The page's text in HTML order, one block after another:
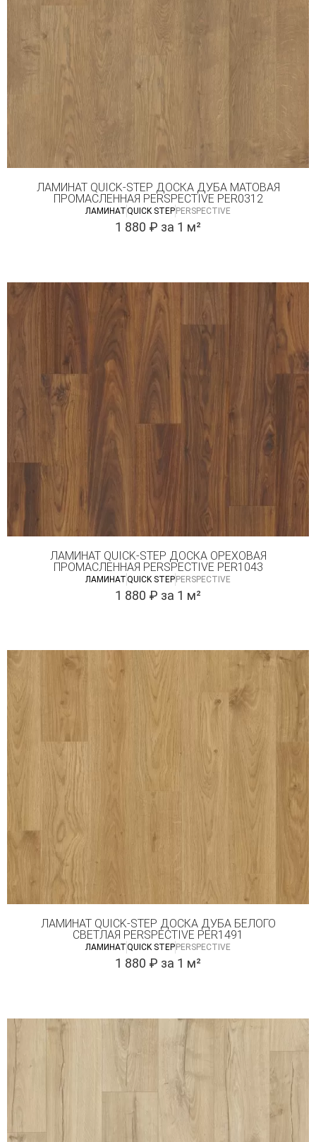
ЛАМИНАТ QUICK-STEP ДОСКА ДУБА МАТОВАЯ
ПРОМАСЛЕННАЯ PERSPECTIVE PER0312
ЛАМИНАТQUICK STEP PERSPECTIVE
1 880 ₽ за 1 м²
ЛАМИНАТ QUICK-STEP ДОСКА ОРЕХОВАЯ
ПРОМАСЛЕННАЯ PERSPECTIVE PER1043
ЛАМИНАТQUICK STEPPERSPECTIVE
1 880 ₽ за 1 м²
ЛАМИНАТ QUICK-STEP ДОСКА ДУБА БЕЛОГО
СВЕТЛАЯ PERSPECTIVE PER1491
ЛАМИНАТQUICK STEP PERSPECTIVE
1 880 ₽ за 1 м²